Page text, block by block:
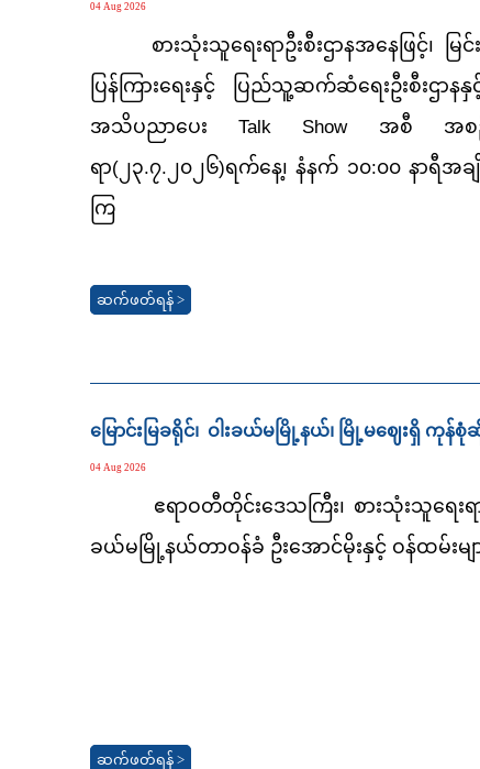
04 Aug 2026
စားသုံးသူရေးရာဦးစီးဌာနအနေဖြင့်၊ မြ
ပြန်ကြားရေးနှင့် ပြည်သူ့ဆက်ဆံရေးဦးစီးဌာန
အသိပညာပေး Talk Show အစီ အစ
ရာ(၂၃.၇.၂၀၂၆)ရက်နေ့၊ နံနက် ၁၀:၀၀ နာရီအခ
ကြ
ဆက်ဖတ်ရန် >
မြောင်းမြခရိုင်၊ ဝါးခယ်မမြို့နယ်၊ မြို့မဈေးရှိ
04 Aug 2026
ဧရာဝတီတိုင်းဒေသကြီး၊ စားသုံးသူရေးရာဦး
ခယ်မမြို့နယ်တာဝန်ခံ ဦးအောင်မိုးနှင့် ဝန်ထမ်းမျ
ဆက်ဖတ်ရန် >